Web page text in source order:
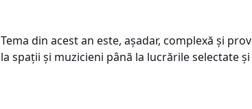
Tema din acest an este, așadar, complexă și
la spații și muzicieni până la lucrările selectate